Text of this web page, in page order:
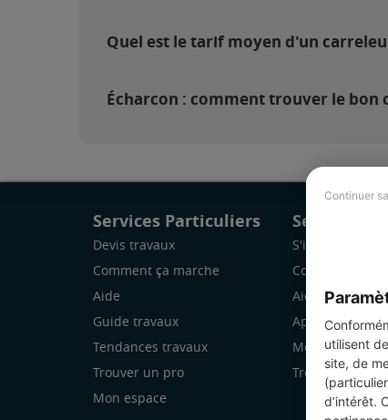
Continuer
utilisent
site, de
d’intérêt.
Quel est le tarif moyen d'un
Écharcon : comment trouver le bon
Services Particuliers
Devis travaux
Comment ça marche
Aide
Guide travaux
Tendances travaux
Trouver un pro
Mon espace
Services Pro
S'inscrire
Comment ça
Aide
Application
Mon espace
Trouver des